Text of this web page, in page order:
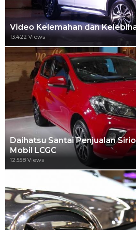
Video Kelemahan dan
13.422 Views
Daihatsu Santai Penjualan
Mobil LCGC
12.558 Views